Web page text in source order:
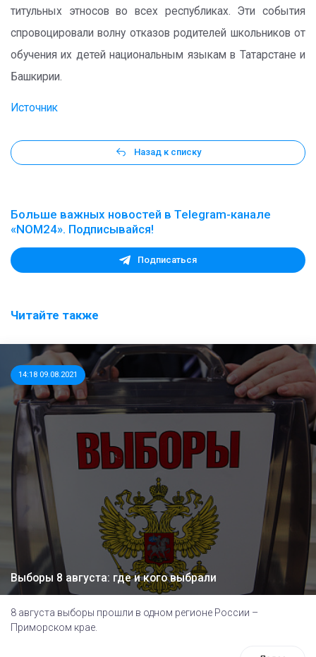
титульных этносов во всех республиках. Эти события
спровоцировали волну отказов родителей школьников от
обучения их детей национальным языкам в Татарстане и
Башкирии.
Источник
Назад к списку
Больше важных новостей в Telegram-канале
«NOM24». Подписывайся!
Подписаться
Читайте также
14:18 09.08.2021
Выборы 8 августа: где и кого выбрали
8 августа выборы прошли в одном регионе России –
Приморском крае.